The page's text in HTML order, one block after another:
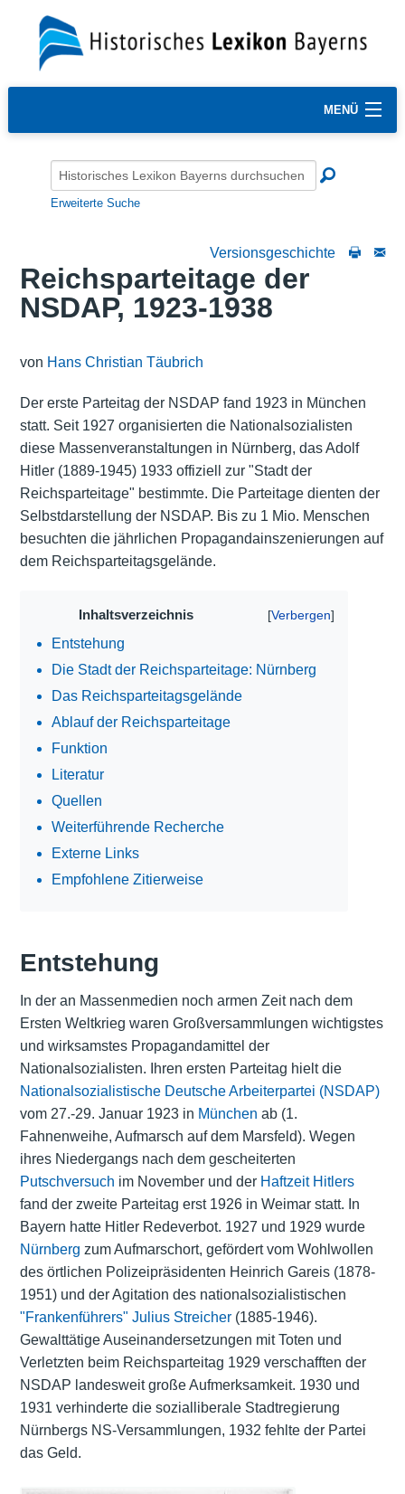
MENÜ
Erweiterte Suche
Versionsgeschichte
Reichsparteitage der
NSDAP, 1923-1938
von Hans Christian Täubrich
Der erste Parteitag der NSDAP fand 1923 in München
statt. Seit 1927 organisierten die Nationalsozialisten
diese Massenveranstaltungen in Nürnberg, das Adolf
Hitler (1889-1945) 1933 offiziell zur "Stadt der
Reichsparteitage" bestimmte. Die Parteitage dienten der
Selbstdarstellung der NSDAP. Bis zu 1 Mio. Menschen
besuchten die jährlichen Propagandainszenierungen auf
dem Reichsparteitagsgelände.
Inhaltsverzeichnis
Entstehung
Die Stadt der Reichsparteitage: Nürnberg
Das Reichsparteitagsgelände
Ablauf der Reichsparteitage
Funktion
Literatur
Quellen
Weiterführende Recherche
Externe Links
Empfohlene Zitierweise
Entstehung
In der an Massenmedien noch armen Zeit nach dem
Ersten Weltkrieg waren Großversammlungen wichtigstes
und wirksamstes Propagandamittel der
Nationalsozialisten. Ihren ersten Parteitag hielt die
Nationalsozialistische Deutsche Arbeiterpartei (NSDAP)
vom 27.-29. Januar 1923 in München ab (1.
Fahnenweihe, Aufmarsch auf dem Marsfeld). Wegen
ihres Niedergangs nach dem gescheiterten
Putschversuch im November und der Haftzeit Hitlers
fand der zweite Parteitag erst 1926 in Weimar statt. In
Bayern hatte Hitler Redeverbot. 1927 und 1929 wurde
Nürnberg zum Aufmarschort, gefördert vom Wohlwollen
des örtlichen Polizeipräsidenten Heinrich Gareis (1878-
1951) und der Agitation des nationalsozialistischen
"Frankenführers" Julius Streicher(1885-1946).
Gewalttätige Auseinandersetzungen mit Toten und
Verletzten beim Reichsparteitag 1929 verschafften der
NSDAP landesweit große Aufmerksamkeit. 1930 und
1931 verhinderte die sozialliberale Stadtregierung
Nürnbergs NS-Versammlungen, 1932 fehlte der Partei
das Geld.